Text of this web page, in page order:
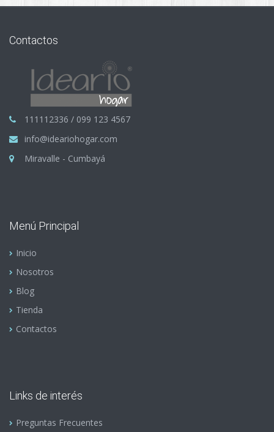
Contactos
111112336 / 099 123 4567
info@ideariohogar.com
Miravalle - Cumbayá
Menú Principal
Inicio
Nosotros
Blog
Tienda
Contactos
Links de interés
Preguntas Frecuentes